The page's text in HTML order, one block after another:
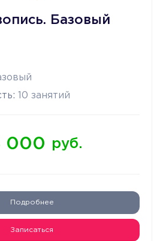
Базовый
10 занятий
000 руб.
Подробнее
Записаться